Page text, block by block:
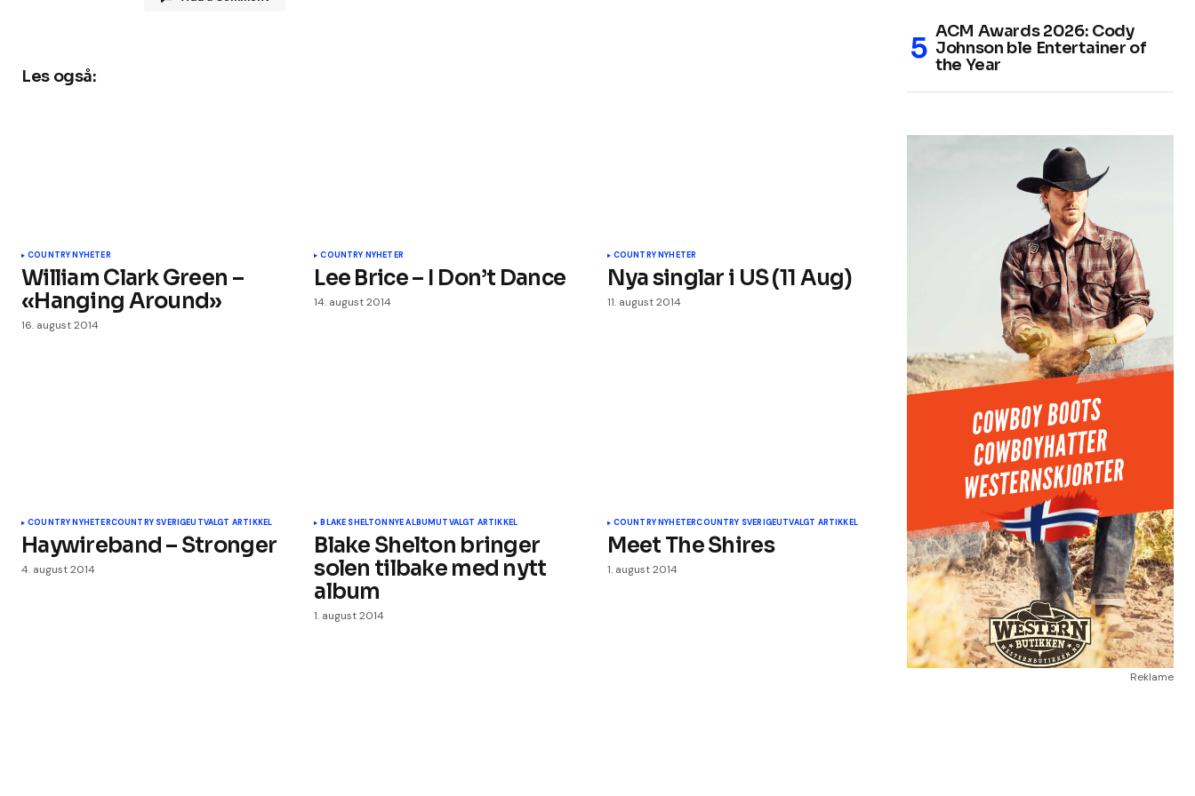
Legg til kommentar
Les også:
COUNTRY NYHETER
William Clark Green –
«Hanging Around»
16. august 2014
COUNTRY NYHETER
Lee Brice – I Don’t Dance
14. august 2014
COUNTRY NYHETER
Nya singlar i US (11 Aug)
11. august 2014
COUNTRY NYHETERCOUNTRY SVERIGEUTVALGT ARTIKKEL
Haywireband – Stronger
4. august 2014
BLAKE SHELTON NYE ALBUMUTVALGT ARTIKKEL
Blake Shelton bringer
solen tilbake med nytt
album
1. august 2014
COUNTRY NYHETERCOUNTRY SVERIGEUTVALGT ARTIKKEL
Meet The Shires
1. august 2014
ACM Awards 2026: Cody
Johnson ble Entertainer of
the Year
Reklame